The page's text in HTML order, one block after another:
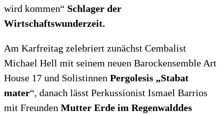
wird kommen“ Schlager der
Wirtschaftswunderzeit.
Am Karfreitag zelebriert zunächst Cembalist
Michael Hell mit seinem neuen Barockensemble Art
House 17 und Solistinnen Pergolesis „Stabat
mater“, danach lässt Perkussionist Ismael Barrios
mit Freunden Mutter Erde im Regenwalddes